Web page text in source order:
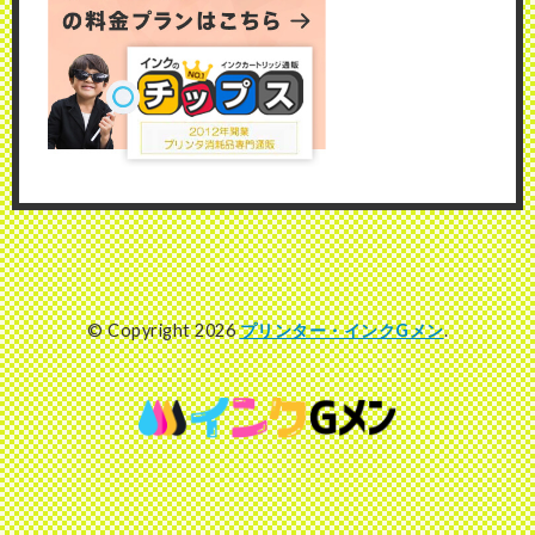
© Copyright 2026プリンター・インクGメン.